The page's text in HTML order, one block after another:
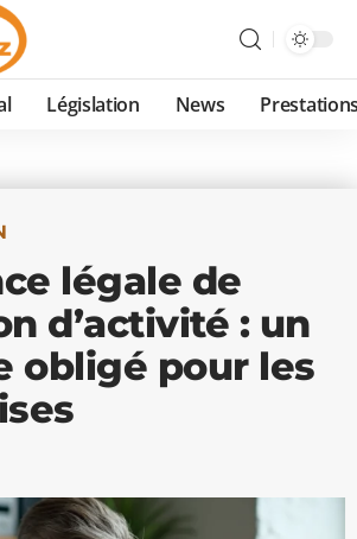
Législation News
légale de
d’activité : un
obligé pour les